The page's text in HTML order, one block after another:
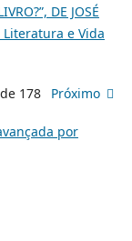
DE JOSÉ
e Vida
178 Próximo
por